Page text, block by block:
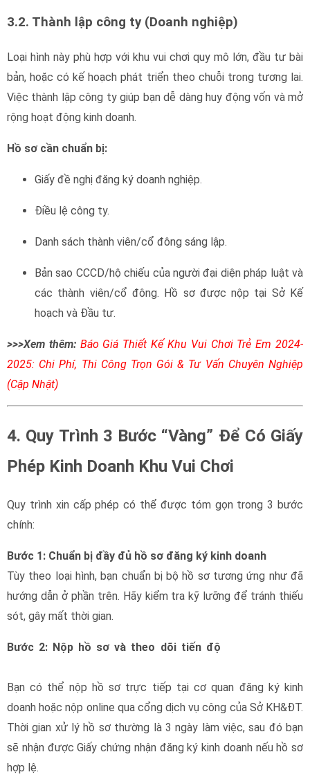
3.2. Thành lập công ty (Doanh nghiệp)
Loại hình này phù hợp với khu vui chơi quy mô lớn, đầu tư bài
bản, hoặc có kế hoạch phát triển theo chuỗi trong tương lai.
Việc thành lập công ty giúp bạn dễ dàng huy động vốn và mở
rộng hoạt động kinh doanh.
Hồ sơ cần chuẩn bị:
Giấy đề nghị đăng ký doanh nghiệp.
Điều lệ công ty.
Danh sách thành viên/cổ đông sáng lập.
Bản sao CCCD/hộ chiếu của người đại diện pháp luật và
các thành viên/cổ đông. Hồ sơ được nộp tại Sở Kế
hoạch và Đầu tư.
>>>Xem thêm: Báo Giá Thiết Kế Khu Vui Chơi Trẻ Em 2024-
2025: Chi Phí, Thi Công Trọn Gói & Tư Vấn Chuyên Nghiệp
(Cập Nhật)
4. Quy Trình 3 Bước “Vàng” Để Có Giấy
Phép Kinh Doanh Khu Vui Chơi
Quy trình xin cấp phép có thể được tóm gọn trong 3 bước
chính:
Bước 1: Chuẩn bị đầy đủ hồ sơ đăng ký kinh doanh
Tùy theo loại hình, bạn chuẩn bị bộ hồ sơ tương ứng như đã
hướng dẫn ở phần trên. Hãy kiểm tra kỹ lưỡng để tránh thiếu
sót, gây mất thời gian.
Bước 2: Nộp hồ sơ và theo dõi tiến độ
Bạn có thể nộp hồ sơ trực tiếp tại cơ quan đăng ký kinh
doanh hoặc nộp online qua cổng dịch vụ công của Sở KH&ĐT.
Thời gian xử lý hồ sơ thường là 3 ngày làm việc, sau đó bạn
sẽ nhận được Giấy chứng nhận đăng ký kinh doanh nếu hồ sơ
hợp lệ.